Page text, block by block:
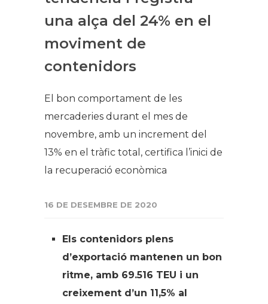
una alça del 24% en el
moviment de
contenidors
El bon comportament de les
mercaderies durant el mes de
novembre, amb un increment del
13% en el tràfic total, certifica l’inici de
la recuperació econòmica
16 DE DESEMBRE DE 2020
Els contenidors plens
d’exportació mantenen un bon
ritme, amb 69.516 TEU i un
creixement d’un 11,5% al